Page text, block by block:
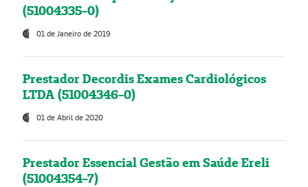
(51004335-0)
01 de Janeiro de 2019
Prestador Decordis Exames Cardiológicos
LTDA (51004346-0)
01 de Abril de 2020
Prestador Essencial Gestão em Saúde Ereli
(51004354-7)